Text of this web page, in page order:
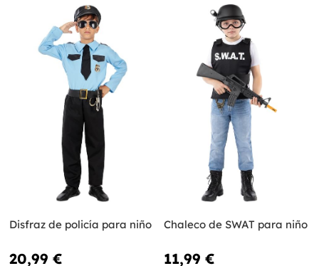
Disfraz de policía para niño
20,99 €
Chaleco de SWAT para niño
11,99 €